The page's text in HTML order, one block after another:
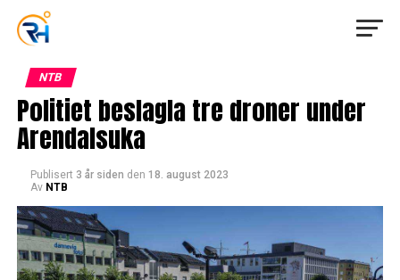
NTB
Politiet beslagla tre droner under
Arendalsuka
Publisert 3 år siden den 18. august 2023
Av NTB